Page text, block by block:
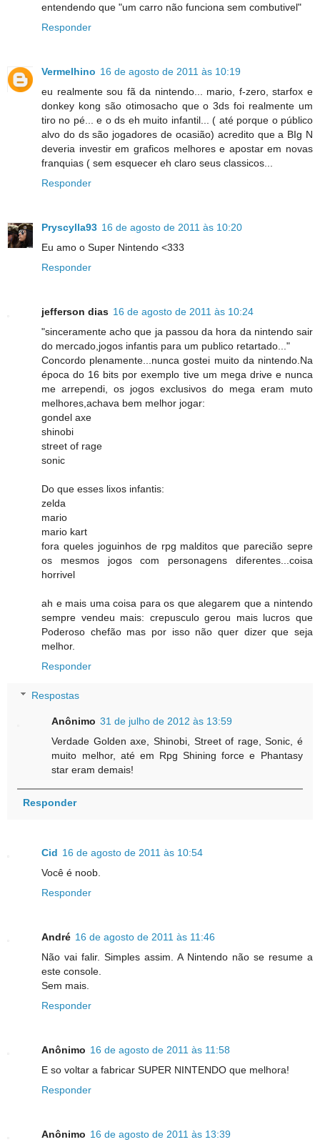
entendendo que "um carro não funciona sem combutivel"
Responder
Vermelhino 16 de agosto de 2011 às 10:19
eu realmente sou fã da nintendo... mario, f-zero, starfox e
donkey kong são otimosacho que o 3ds foi realmente um
tiro no pé... e o ds eh muito infantil... ( até porque o público
alvo do ds são jogadores de ocasião) acredito que a BIg N
deveria investir em graficos melhores e apostar em novas
franquias ( sem esquecer eh claro seus classicos...
Responder
Pryscylla93 16 de agosto de 2011 às 10:20
Eu amo o Super Nintendo <333
Responder
jefferson dias 16 de agosto de 2011 às 10:24
"sinceramente acho que ja passou da hora da nintendo sair
do mercado,jogos infantis para um publico retartado..."
Concordo plenamente...nunca gostei muito da nintendo.Na
época do 16 bits por exemplo tive um mega drive e nunca
me arrependi, os jogos exclusivos do mega eram muto
melhores,achava bem melhor jogar:
gondel axe
shinobi
street of rage
sonic
Do que esses lixos infantis:
zelda
mario
mario kart
fora queles joguinhos de rpg malditos que parecião sepre
os mesmos jogos com personagens diferentes...coisa
horrivel
ah e mais uma coisa para os que alegarem que a nintendo
sempre vendeu mais: crepusculo gerou mais lucros que
Poderoso chefão mas por isso não quer dizer que seja
melhor.
Responder
Respostas
Anônimo 31 de julho de 2012 às 13:59
Verdade Golden axe, Shinobi, Street of rage, Sonic, é
muito melhor, até em Rpg Shining force e Phantasy
star eram demais!
Responder
Cid 16 de agosto de 2011 às 10:54
Você é noob.
Responder
André 16 de agosto de 2011 às 11:46
Não vai falir. Simples assim. A Nintendo não se resume a
este console.
Sem mais.
Responder
Anônimo 16 de agosto de 2011 às 11:58
E so voltar a fabricar SUPER NINTENDO que melhora!
Responder
Anônimo 16 de agosto de 2011 às 13:39